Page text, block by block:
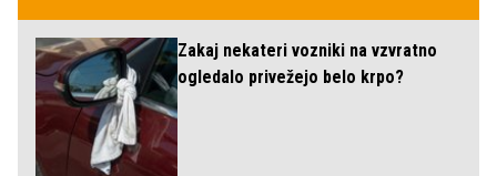
Zakaj nekateri vozniki na vzvratno
ogledalo privežejo belo krpo?